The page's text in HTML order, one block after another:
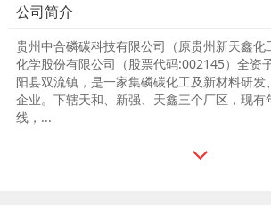
公司简介
贵州中合磷碳科技有限公司（原贵州新天鑫化
化学股份有限公司（股票代码:002145）全资
阳县双流镇，是一家集磷碳化工及新材料研
企业。下辖天和、新强、天鑫三个厂区，现
线，...